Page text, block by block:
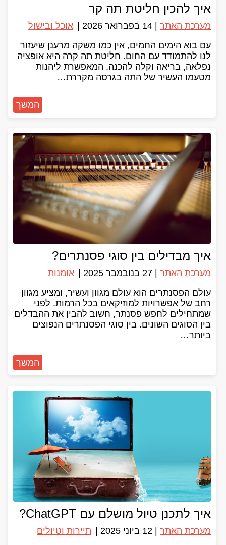
איך להכין חליטת תה קר
מערכת האתר 14 בפברואר 2026
אוכל ובישול
עם בוא הימים החמים, אין כמו משקה מרענן שיעזור
לנו להתמודד עם החום. חליטת תה קרה היא אופציה
נפלאה, בריאה וקלה להכנה, המאפשרת ליהנות
מטעמו העשיר של התה בגרסה מקררת…
המשך
איך מבדילים בין סוגי פסנתרים?
מערכת האתר 27 בנובמבר 2025
אומנות
עולם הפסנתרים הוא עולם מגוון ועשיר, ומציע מגוון
רחב של אפשרויות למוזיקאים בכל הרמות. לפני
שמתחילים לחפש פסנתר, חשוב להבין את ההבדלים
בין הסוגים השונים. בין סוגי הפסנתרים הנפוצים
ביותר…
המשך
איך לתכנן טיול מושלם עם ChatGPT?
מערכת האתר 12 ביוני 2025
תיירות וטיולים